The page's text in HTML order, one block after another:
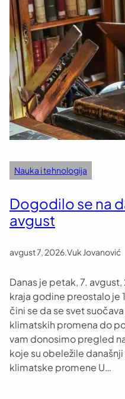
Nauka i tehnologija
Dogodilo se na
avgust
avgust 7, 2026.Vuk Jovanović
Danas je petak, 7.
kraja godine preostalo je
čini se da se svet
klimatskih promena do
vam donosimo pregled
koje su obeležile
klimatske promene U…